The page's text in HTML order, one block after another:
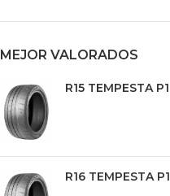
MEJOR VALORADOS
R15 TEMPESTA P1
R16 TEMPESTA P1